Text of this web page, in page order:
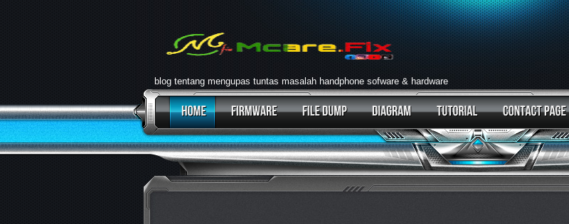
blog tentang mengupas tuntas masalah handphone sofware & hardware